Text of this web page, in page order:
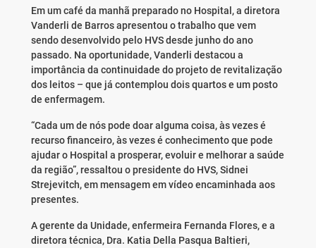
Em um café da manhã preparado no Hospital, a diretora
Vanderli de Barros apresentou o trabalho que vem
sendo desenvolvido pelo HVS desde junho do ano
passado. Na oportunidade, Vanderli destacou a
importância da continuidade do projeto de revitalização
dos leitos – que já contemplou dois quartos e um posto
de enfermagem.
“Cada um de nós pode doar alguma coisa, às vezes é
recurso financeiro, às vezes é conhecimento que pode
ajudar o Hospital a prosperar, evoluir e melhorar a saúde
da região”, ressaltou o presidente do HVS, Sidnei
Strejevitch, em mensagem em vídeo encaminhada aos
presentes.
A gerente da Unidade, enfermeira Fernanda Flores, e a
diretora técnica, Dra. Katia Della Pasqua Baltieri,